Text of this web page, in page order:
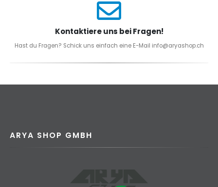
Kontaktiere uns bei Fragen!
Hast du Fragen? Schick uns einfach eine E-Mail info@aryashop.ch
ARYA SHOP GMBH